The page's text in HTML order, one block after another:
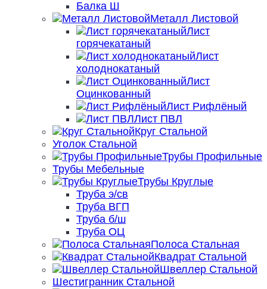
Балка Ш
Металл Листовой
Лист
горячекатаный
Лист
холоднокатаный
Лист
Оцинкованный
Лист Рифлёный
Лист ПВЛ
Круг Стальной
Уголок Стальной
Трубы Профильные
Трубы Мебельные
Трубы Круглые
Труба э/св
Труба ВГП
Труба б/ш
Труба ОЦ
Полоса Стальная
Квадрат Стальной
Швеллер Стальной
Шестигранник Стальной